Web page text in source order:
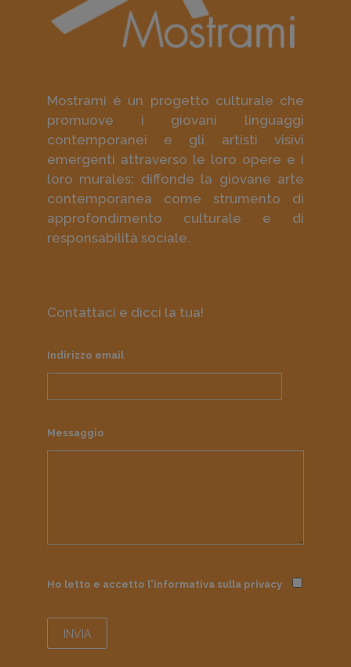
Mostrami è un progetto culturale che
promuove i giovani linguaggi
contemporanei e gli artisti visivi
emergenti attraverso le loro opere e i
loro murales; diffonde la giovane arte
contemporanea come strumento di
approfondimento culturale e di
responsabilità sociale.
Contattaci e dicci la tua!
Indirizzo email
Messaggio
Ho letto e accetto l'informativa sulla privacy